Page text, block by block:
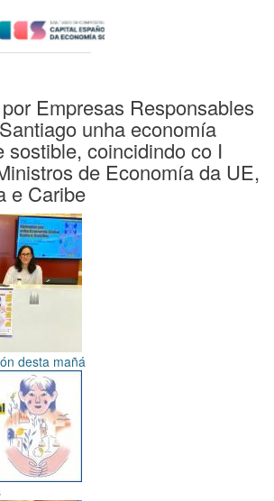
Empresas Responsables
unha economía
sostible, coincidindo co I
de Economía da UE,
e Caribe
desta mañá